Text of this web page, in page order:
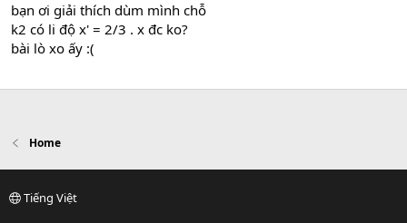
bạn ơi giải thích dùm mình chỗ
k2 có li độ x' = 2/3 . x đc ko?
bài lò xo ấy :(
Home
Tiếng Việt